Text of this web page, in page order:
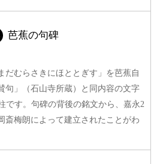
芭蕉の句碑
だむらさきにほととぎす」を芭蕉自
句」（石山寺所蔵）と同内容の文字
です。句碑の背後の銘文から、嘉永2
斎梅朗によって建立されたことがわ